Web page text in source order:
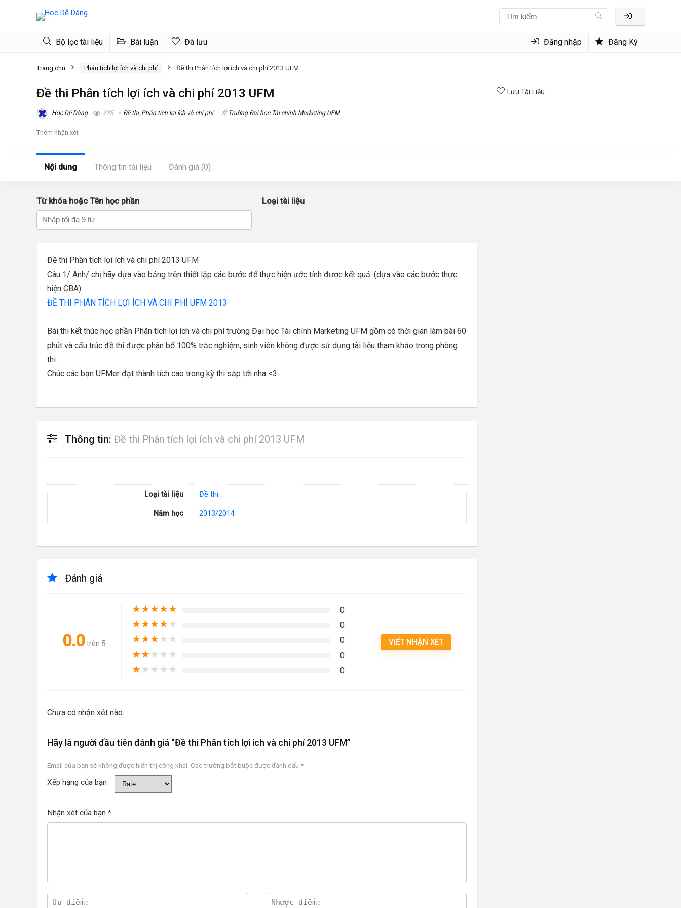
Bộ lọc tài liệu Bài luận Đã lưu Đăng nhập Đăng Ký
Trang chủ Phân tích lợi ích và chi phí Đề thi Phân tích lợi ích và chi phí 2013 UFM
Đề thi Phân tích lợi ích và chi phí 2013 UFM
Học Dễ Dàng 235 Đề thi, Phân tích lợi ích và chi phí Trường Đại học Tài chính Marketing UFM
Thêm nhận xét
Lưu Tài Liệu
Nội dung Thông tin tài liệu Đánh giá (0)
Từ khóa hoặc Tên học phần Loại tài liệu
Đề thi Phân tích lợi ích và chi phí 2013 UFM
Câu 1/ Anh/ chị hãy dựa vào bảng trên thiết lập các bước để thực hiện ước tính được kết quả. (dựa vào các bước thực
hiện CBA)
ĐỀ THI PHÂN TÍCH LỢI ÍCH VÀ CHI PHÍ UFM 2013
Bài thi kết thúc học phần Phân tích lợi ích và chi phí trường Đại học Tài chính Marketing UFM gồm có thời gian làm bài 60
phút và cấu trúc đề thi được phân bổ 100% trắc nghiệm, sinh viên không được sử dụng tài liệu tham khảo trong phòng
thi.
Chúc các bạn UFMer đạt thành tích cao trong kỳ thi sắp tới nha <3
Thông tin: Đề thi Phân tích lợi ích và chi phí 2013 UFM
Loại tài liệu Đề thi
Năm học 2013/2014
Đánh giá
0.0 trên 5
★★★★★ 0
★★★★★ 0
★★★★★ 0
★★★★★ 0
★★★★★ 0
VIẾT NHẬN XÉT
Chưa có nhận xét nào.
Hãy là người đầu tiên đánh giá “Đề thi Phân tích lợi ích và chi phí 2013 UFM”
Email của bạn sẽ không được hiển thị công khai. Các trường bắt buộc được đánh dấu *
Xếp hạng của bạn
Nhận xét của bạn *